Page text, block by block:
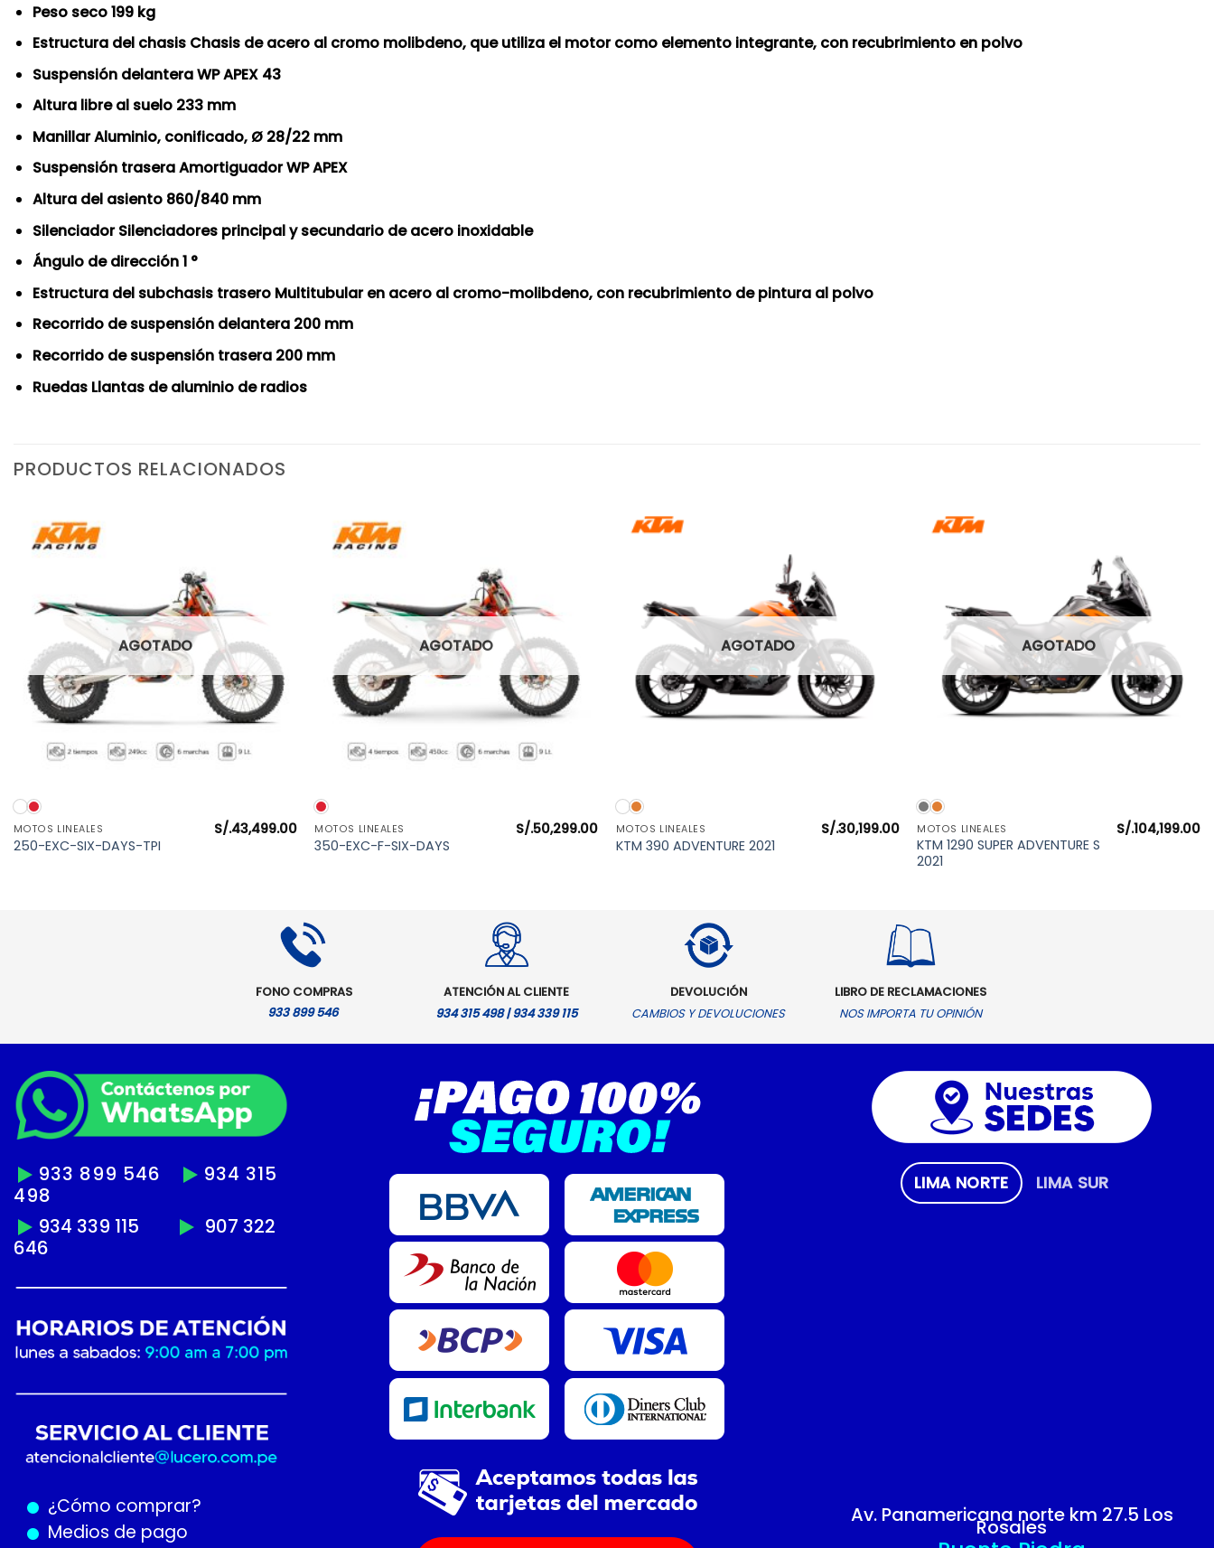
Peso seco 199 kg
Estructura del chasis Chasis de acero al cromo molibdeno, que utiliza el motor como elemento integrante, con recubrimiento en polvo
Suspensión delantera WP APEX 43
Altura libre al suelo 233 mm
Manillar Aluminio, conificado, Ø 28/22 mm
Suspensión trasera Amortiguador WP APEX
Altura del asiento 860/840 mm
Silenciador Silenciadores principal y secundario de acero inoxidable
Ángulo de dirección 1 °
Estructura del subchasis trasero Multitubular en acero al cromo-molibdeno, con recubrimiento de pintura al polvo
Recorrido de suspensión delantera 200 mm
Recorrido de suspensión trasera 200 mm
Ruedas Llantas de aluminio de radios
PRODUCTOS RELACIONADOS
AGOTADO
MOTOS LINEALES
250-EXC-SIX-DAYS-TPI
S/.43,499.00
AGOTADO
MOTOS LINEALES
350-EXC-F-SIX-DAYS
S/.50,299.00
AGOTADO
MOTOS LINEALES
KTM 390 ADVENTURE 2021
S/.30,199.00
AGOTADO
MOTOS LINEALES
KTM 1290 SUPER ADVENTURE S
2021
S/.104,199.00
FONO COMPRAS
933 899 546
ATENCIÓN AL CLIENTE
934 315 498 | 934 339 115
DEVOLUCIÓN
CAMBIOS Y DEVOLUCIONES
LIBRO DE RECLAMACIONES
NOS IMPORTA TU OPINIÓN
933 899 546
934 315
498
934 339 115
907 322
646
¿Cómo comprar?
Medios de pago
LIMA NORTE LIMA SUR
Av. Panamericana norte km 27.5 Los
Rosales